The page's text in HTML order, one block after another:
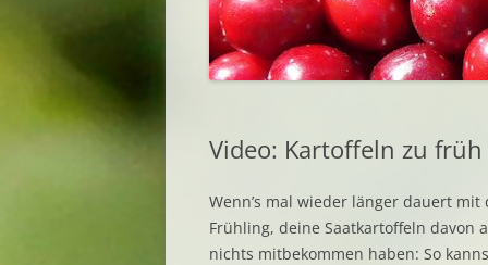
Video: Kartoffeln zu
Wenn’s mal wieder länger dauert mit
Frühling, deine Saatkartoffeln davon
nichts mitbekommen haben: So